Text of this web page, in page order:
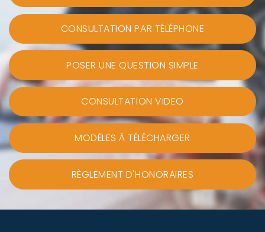
CONSULTATION PAR TÉLÉPHONE
POSER UNE QUESTION SIMPLE
CONSULTATION VIDEO
MODÈLES À TÉLÉCHARGER
RÈGLEMENT D'HONORAIRES